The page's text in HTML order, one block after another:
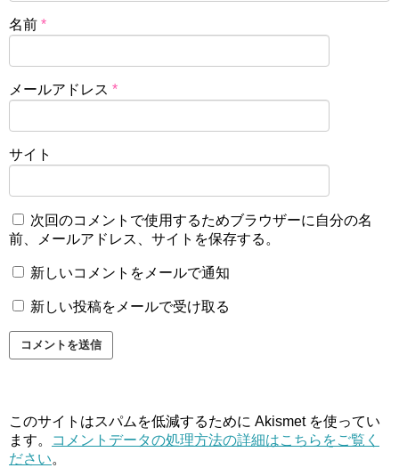
名前 *
メールアドレス *
サイト
次回のコメントで使用するためブラウザーに自分の名
前、メールアドレス、サイトを保存する。
新しいコメントをメールで通知
新しい投稿をメールで受け取る
このサイトはスパムを低減するために Akismet を使ってい
ます。
コメントデータの処理方法の詳細はこちらをご覧く
ださい。